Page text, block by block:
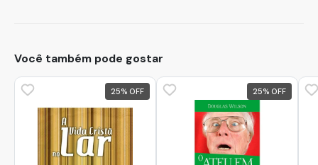
Você também pode gostar
25% 25%